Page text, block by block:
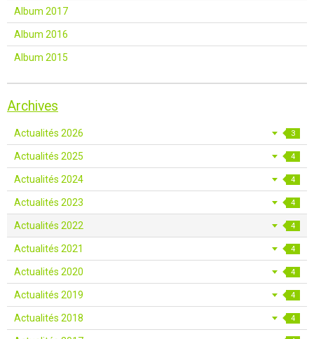
Album 2017
Album 2016
Album 2015
Archives
Actualités 2026 3
Actualités 2025 4
Actualités 2024 4
Actualités 2023 4
Actualités 2022 4
Actualités 2021 4
Actualités 2020 4
Actualités 2019 4
Actualités 2018 4